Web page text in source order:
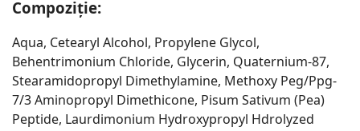
Compoziție:
Aqua, Cetearyl Alcohol, Propylene Glycol,
Behentrimonium Chloride, Glycerin, Quaternium-87,
Stearamidopropyl Dimethylamine, Methoxy Peg/Ppg-
7/3 Aminopropyl Dimethicone, Pisum Sativum (Pea)
Peptide, Laurdimonium Hydroxypropyl Hdrolyzed